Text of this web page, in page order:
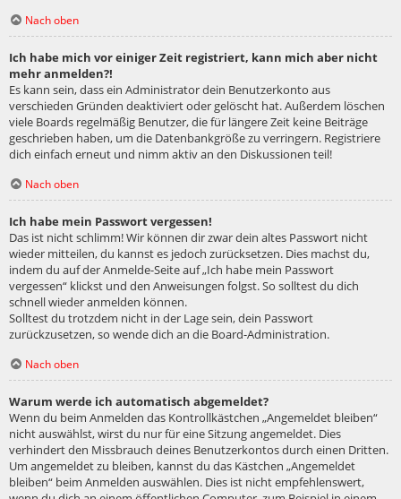
Nach oben
Ich habe mich vor einiger Zeit registriert, kann mich aber nicht
mehr anmelden?!
Es kann sein, dass ein Administrator dein Benutzerkonto aus
verschieden Gründen deaktiviert oder gelöscht hat. Außerdem löschen
viele Boards regelmäßig Benutzer, die für längere Zeit keine Beiträge
geschrieben haben, um die Datenbankgröße zu verringern. Registriere
dich einfach erneut und nimm aktiv an den Diskussionen teil!
Nach oben
Ich habe mein Passwort vergessen!
Das ist nicht schlimm! Wir können dir zwar dein altes Passwort nicht
wieder mitteilen, du kannst es jedoch zurücksetzen. Dies machst du,
indem du auf der Anmelde-Seite auf „Ich habe mein Passwort
vergessen“ klickst und den Anweisungen folgst. So solltest du dich
schnell wieder anmelden können.
Solltest du trotzdem nicht in der Lage sein, dein Passwort
zurückzusetzen, so wende dich an die Board-Administration.
Nach oben
Warum werde ich automatisch abgemeldet?
Wenn du beim Anmelden das Kontrollkästchen „Angemeldet bleiben“
nicht auswählst, wirst du nur für eine Sitzung angemeldet. Dies
verhindert den Missbrauch deines Benutzerkontos durch einen Dritten.
Um angemeldet zu bleiben, kannst du das Kästchen „Angemeldet
bleiben“ beim Anmelden auswählen. Dies ist nicht empfehlenswert,